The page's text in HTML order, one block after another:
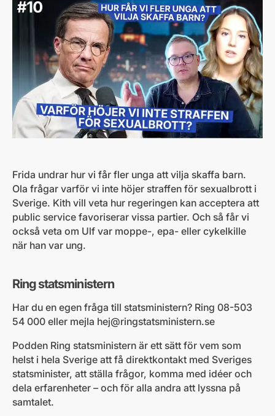
Frida undrar hur vi får fler unga att vilja skaffa barn.
Ola frågar varför vi inte höjer straffen för sexualbrott i
Sverige. Kith vill veta hur regeringen kan acceptera att
public service favoriserar vissa partier. Och så får vi
också veta om Ulf var moppe-, epa- eller cykelkille
när han var ung.
Ring statsministern
Har du en egen fråga till statsministern? Ring 08-503
54 000 eller mejla hej@ringstatsministern.se
Podden Ring statsministern är ett sätt för vem som
helst i hela Sverige att få direktkontakt med Sveriges
statsminister, att ställa frågor, komma med idéer och
dela erfarenheter – och för alla andra att lyssna på
samtalet.